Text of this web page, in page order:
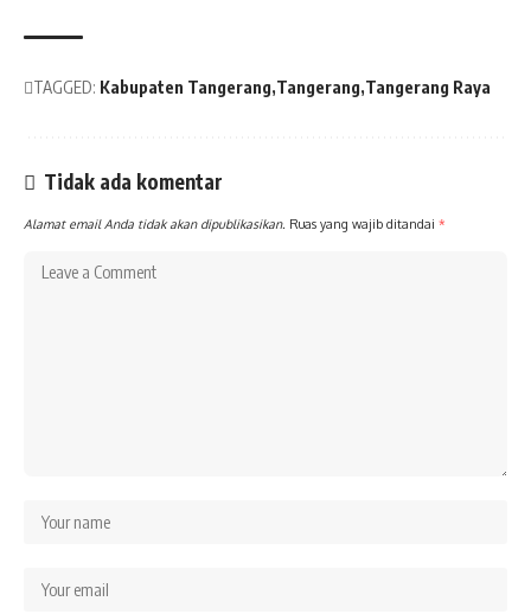
TAGGED: Kabupaten Tangerang Tangerang Tangerang Raya
Tidak ada komentar
Alamat email Anda tidak akan dipublikasikan. Ruas yang wajib ditandai *